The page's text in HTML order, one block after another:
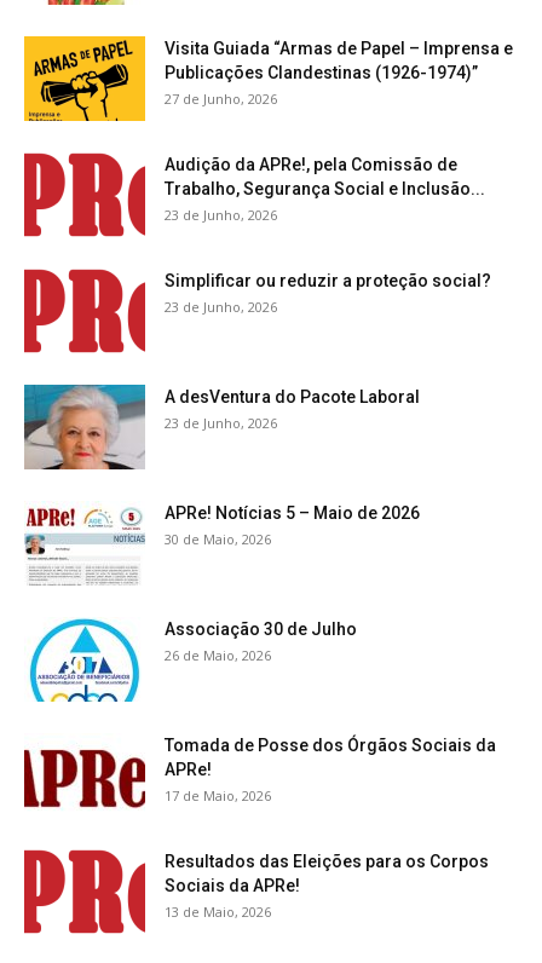
Visita Guiada “Armas de Papel – Imprensa e
Publicações Clandestinas (1926-1974)”
27 de Junho, 2026
Audição da APRe!, pela Comissão de
Trabalho, Segurança Social e Inclusão...
23 de Junho, 2026
Simplificar ou reduzir a proteção social?
23 de Junho, 2026
A desVentura do Pacote Laboral
23 de Junho, 2026
APRe! Notícias 5 – Maio de 2026
30 de Maio, 2026
Associação 30 de Julho
26 de Maio, 2026
Tomada de Posse dos Órgãos Sociais da
APRe!
17 de Maio, 2026
Resultados das Eleições para os Corpos
Sociais da APRe!
13 de Maio, 2026